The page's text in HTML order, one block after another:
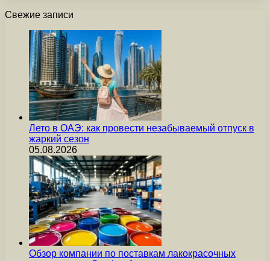
Свежие записи
Лето в ОАЭ: как провести незабываемый отпуск в
жаркий сезон
05.08.2026
Обзор компании по поставкам лакокрасочных